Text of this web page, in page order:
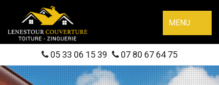
MENU
05 33 06 15 39 07 80 67 64 75